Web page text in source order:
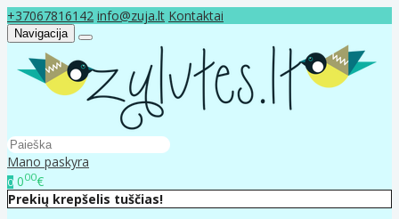
+37067816142 info@zuja.lt Kontaktai
Navigacija
Mano paskyra
0 000€
Prekių krepšelis tuščias!